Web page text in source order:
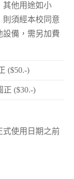
其他用途如小
則須經本校同意
設備，需另加費
($50.-)
($30.-)
式使用日期之前